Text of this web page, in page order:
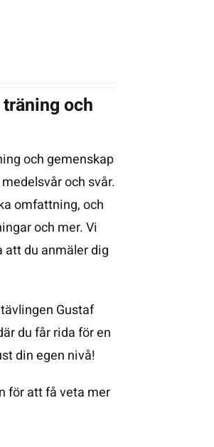
och
och gemenskap
och svår.
omfattning, och
och mer. Vi
att du anmäler dig
Gustaf
du får rida för en
din egen nivå!
för att få veta mer